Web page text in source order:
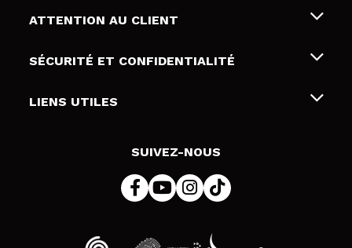
Qui sommes nous
Cartes-cadeaux
ATTENTION AU CLIENT
Livraison & retour
Modes de paiement
SÉCURITÉ ET CONFIDENTIALITÉ
Conditions et confidentialité
LIENS UTILES
SUIVEZ-NOUS